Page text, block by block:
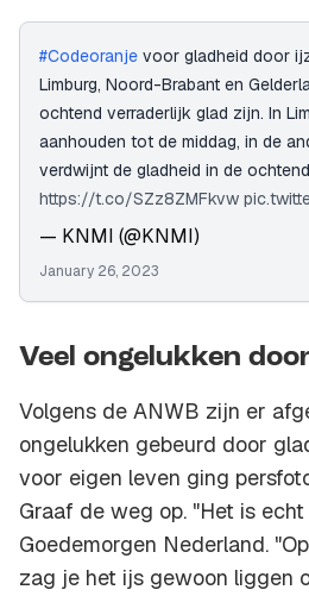
#Codeoranje voor gladheid door
Limburg, Noord-Brabant en
ochtend verraderlijk glad zijn. In
aanhouden tot de middag, in de
verdwijnt de gladheid in de
https://t.co/SZz8ZMFkvw
— KNMI (@KNMI)
January 26, 2023
Veel ongelukken
Volgens de ANWB zijn er
ongelukken gebeurd door
voor eigen leven ging
Graaf de weg op. "Het is
Goedemorgen Nederland.
zag je het ijs gewoon liggen